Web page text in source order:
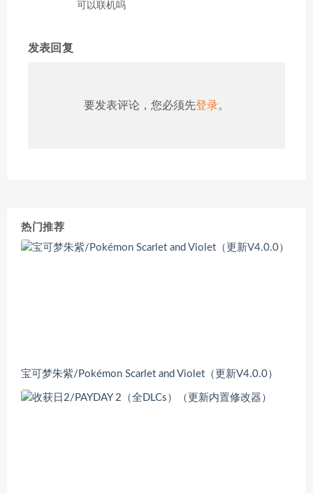
可以联机吗
发表回复
要发表评论，您必须先登录。
热门推荐
宝可梦朱紫/Pokémon Scarlet and Violet（更新V4.0.0）